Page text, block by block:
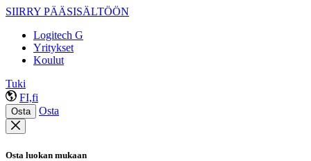
SIIRRY PÄÄSISÄLTÖÖN
Logitech G
Yritykset
Koulut
Tuki
FI,fi
Osta Osta
Osta luokan mukaan